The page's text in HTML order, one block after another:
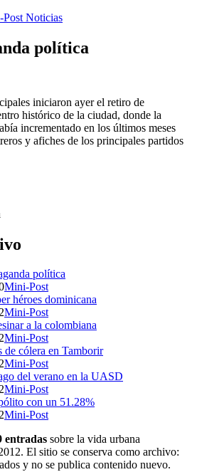
Noticias
política
iniciaron ayer el retiro de
histórico de la ciudad, donde la
incrementado en los últimos meses
y afiches de los principales partidos
política
Mini-Post
héroes dominicana
Mini-Post
a la colombiana
Mini-Post
de cólera en Tamborir
Mini-Post
del verano en la UASD
Mini-Post
con un 51.28%
Mini-Post
entradas sobre la vida urbana
El sitio se conserva como archivo:
y no se publica contenido nuevo.